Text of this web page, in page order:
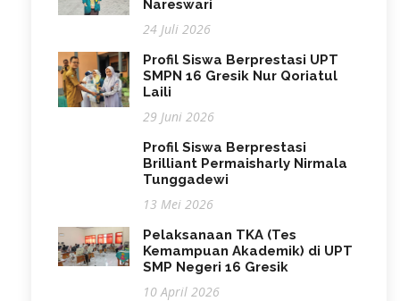
Nareswari
24 Juli 2026
Profil Siswa Berprestasi UPT
SMPN 16 Gresik Nur Qoriatul
Laili
29 Juni 2026
Profil Siswa Berprestasi
Brilliant Permaisharly Nirmala
Tunggadewi
13 Mei 2026
Pelaksanaan TKA (Tes
Kemampuan Akademik) di UPT
SMP Negeri 16 Gresik
10 April 2026